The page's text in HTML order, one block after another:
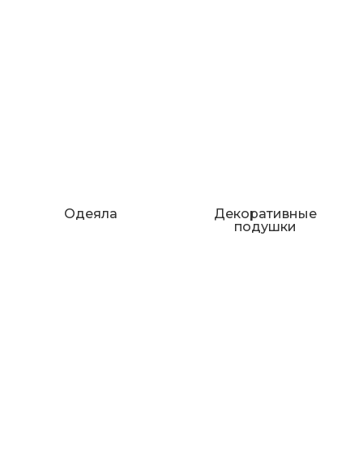
Одеяла
Декоративные
подушки